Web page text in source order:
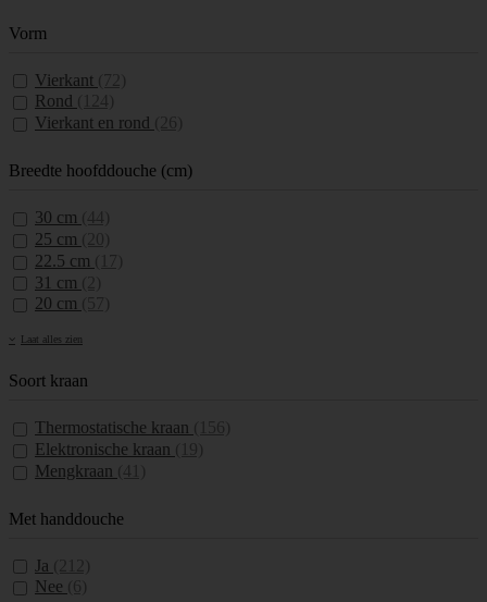
Vorm
Vierkant
Rond
Vierkant en rond
Breedte hoofddouche (cm)
30 cm
25 cm
22.5 cm
31 cm
20 cm
Laat alles zien
Soort kraan
Thermostatische kraan
Elektronische kraan
Mengkraan
Met handdouche
Ja
Nee